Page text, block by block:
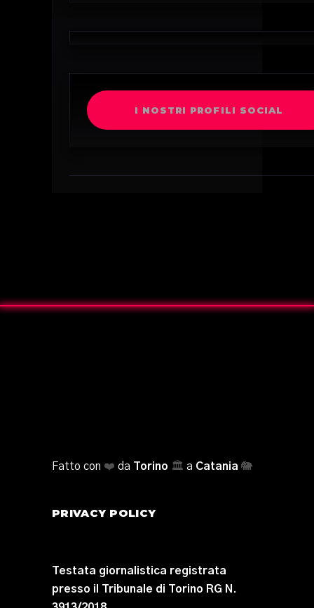
I NOSTRI PROFILI SOCIAL
Fatto con ❤️ da Torino 🏛️ a Catania 🐘
PRIVACY POLICY
Testata giornalistica registrata
presso il Tribunale di Torino RG N.